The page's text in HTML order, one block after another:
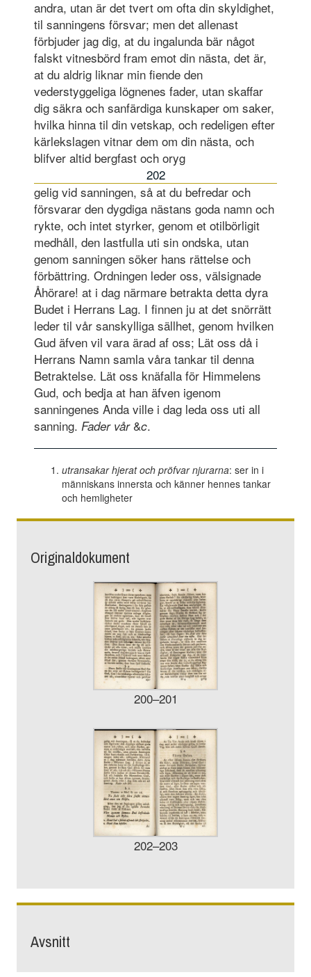
andra, utan är det tvert om ofta din skyldighet,
til sanningens försvar; men det allenast
förbjuder jag dig, at du ingalunda bär något
falskt vitnesbörd fram emot din nästa, det är,
at du aldrig liknar min fiende den
vederstyggeliga lögnenes fader, utan skaffar
dig säkra och sanfärdiga kunskaper om saker,
hvilka hinna til din vetskap, och redeligen efter
kärlekslagen vitnar dem om din nästa, och
blifver altid bergfast och oryg
202
gelig vid sanningen, så at du befredar och
försvarar den dygdiga nästans goda namn och
rykte, och intet styrker, genom et otilbörligit
medhåll, den lastfulla uti sin ondska, utan
genom sanningen söker hans rättelse och
förbättring. Ordningen leder oss, välsignade
Åhörare! at i dag närmare betrakta detta dyra
Budet i Herrans Lag. I finnen ju at det snörrätt
leder til vår sanskylliga sällhet, genom hvilken
Gud äfven vil vara ärad af oss; Lät oss då i
Herrans Namn samla våra tankar til denna
Betraktelse. Lät oss knäfalla för Himmelens
Gud, och bedja at han äfven igenom
sanningenes Anda ville i dag leda oss uti all
sanning. Fader vår &c.
utransakar hjerat och pröfvar njurarna: ser in i
människans innersta och känner hennes tankar
och hemligheter
Originaldokument
200–201
202–203
Avsnitt